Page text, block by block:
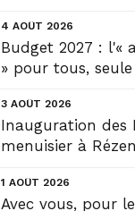
4 AOÛT 2026
Budget 2027 : l'«
» pour tous,
3 AOÛT 2026
Inauguration des
menuisier à
1 AOÛT 2026
Avec vous, pour